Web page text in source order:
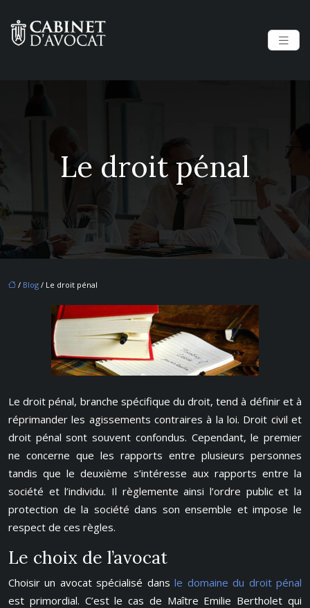
Le droit pénal
/ Blog / Le droit pénal
Le droit pénal, branche spécifique du droit, tend à définir et à
réprimander les agissements contraires à la loi. Droit civil et
droit pénal sont souvent confondus. Cependant, le premier
ne concerne que les rapports entre plusieurs personnes
tandis que le deuxième s’intéresse aux rapports entre la
société et l’individu. Il règlemente ainsi l’ordre public et la
protection de la société dans son ensemble et impose le
respect de ces règles.
Le choix de l’avocat
Choisir un avocat spécialisé dansle domaine du droit pénal
est primordial. C’est le cas de Maître Emilie Bertholet qui